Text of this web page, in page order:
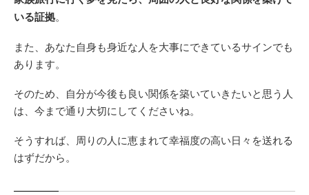
いる証拠。
また、あなた自身も身近な人を大事にできているサインでも
あります。
そのため、自分が今後も良い関係を築いていきたいと思う人
は、今まで通り大切にしてくださいね。
そうすれば、周りの人に恵まれて幸福度の高い日々を送れる
はずだから。